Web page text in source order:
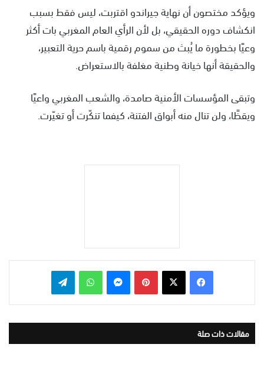
ويؤكد مختصون أن نهاية جيراندو اقتربت، ليس فقط بسبب
انكشاف دوره الحقيقي، بل لأن الرأي العام المغربي بات أكثر
وعيًا بخطورة ما يُبث من سموم رقمية باسم حرية التعبير،
والحقيقة أنها خيانة وطنية مغلفة بالاستعراض.
وتبقى المؤسسات الأمنية صامدة، والشعب المغربي واعيًا
ويقظًا، ولن تنال منه أبواق الفتنة، كيفما تنكّرت أو تغيّرت.
بينتيريست واتساب
مقالات ذات صلة